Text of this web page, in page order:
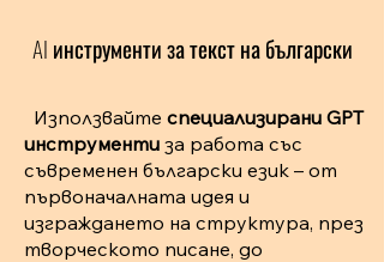
AI инструменти за текст на български
Използвайте специализирани GPT
инструменти за работа със
съвременен български език – от
първоначалната идея и
изграждането на структура, през
творческото писане, до